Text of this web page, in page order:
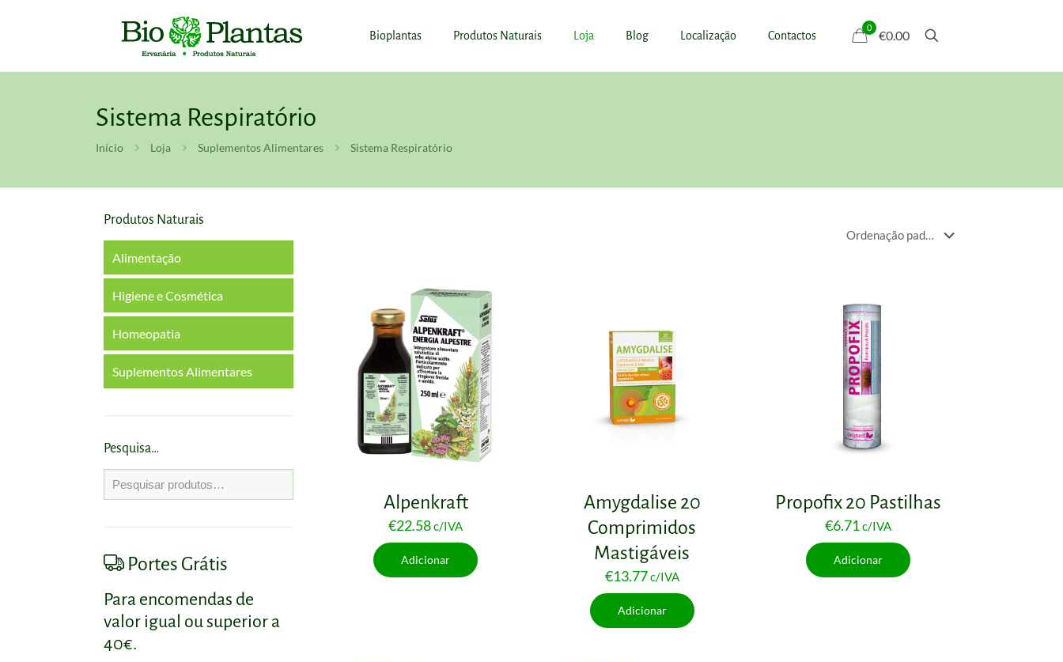
Bioplantas Produtos Naturais Loja Blog Localização Contactos
0
€0.00
Sistema Respiratório
Início Loja Suplementos Alimentares Sistema Respiratório
Alpenkraft
€22.58c/IVA
Adicionar
Amygdalise 20
Comprimidos
Mastigáveis
€13.77c/IVA
Adicionar
Propofix 20 Pastilhas
€6.71c/IVA
Adicionar
Produtos Naturais
Alimentação
Higiene e Cosmética
Boca
Cabelo
Rosto
Homeopatia
Suplementos Alimentares
Circulação e Veias
Coração e Colesterol
Digestão e Trânsito
Emagrecimento
Energia
Pesquisa…
Portes Grátis
Para encomendas de
valor igual ou superior a
40€.